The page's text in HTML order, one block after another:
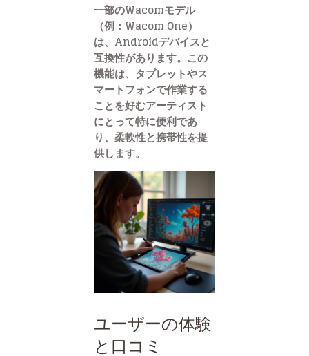
一部のWacomモデル
（例：Wacom One）
は、Androidデバイスと
互換性があります。この
機能は、タブレットやス
マートフォンで作業する
ことを好むアーティスト
にとって特に便利であ
り、柔軟性と携帯性を提
供します。
ユーザーの体験
と口コミ